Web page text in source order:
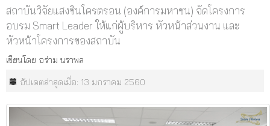
สถาบันวิจัยแสงซินโครตรอน (องค์การมหาชน) จัดโครงการ
อบรม Smart Leader ให้แก่ผู้บริหาร หัวหน้าส่วนงาน และ
หัวหน้าโครงการของสถาบัน
เขียนโดย อร่าม นราพล
อัปเดตล่าสุดเมื่อ: 13 มกราคม 2560